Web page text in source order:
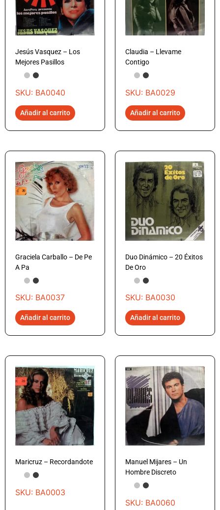
Jesús Vasquez – Los
Mejores Pasillos
SKU: BA0040
Añadir al carrito
Claudia – Llevame
Contigo
SKU: BA0029
Añadir al carrito
Graciela Carballo – De Pe
A Pa
SKU: BA0037
Añadir al carrito
Duo Dinámico – 20 Éxitos
De Oro
SKU: BA0030
Añadir al carrito
Maricruz – Recordandote
SKU: BA0003
Manuel Mijares – Un
Hombre Discreto
SKU: BA0060